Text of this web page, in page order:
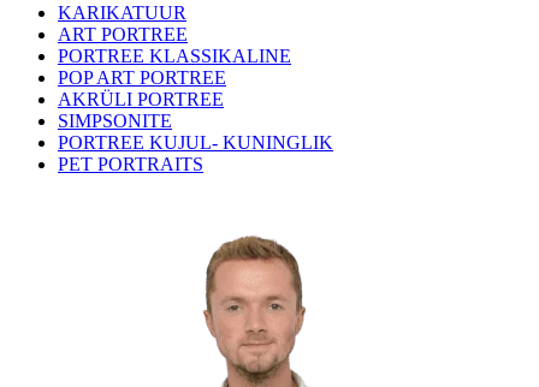
KARIKATUUR
ART PORTREE
PORTREE KLASSIKALINE
POP ART PORTREE
AKRÜLI PORTREE
SIMPSONITE
PORTREE KUJUL- KUNINGLIK
PET PORTRAITS